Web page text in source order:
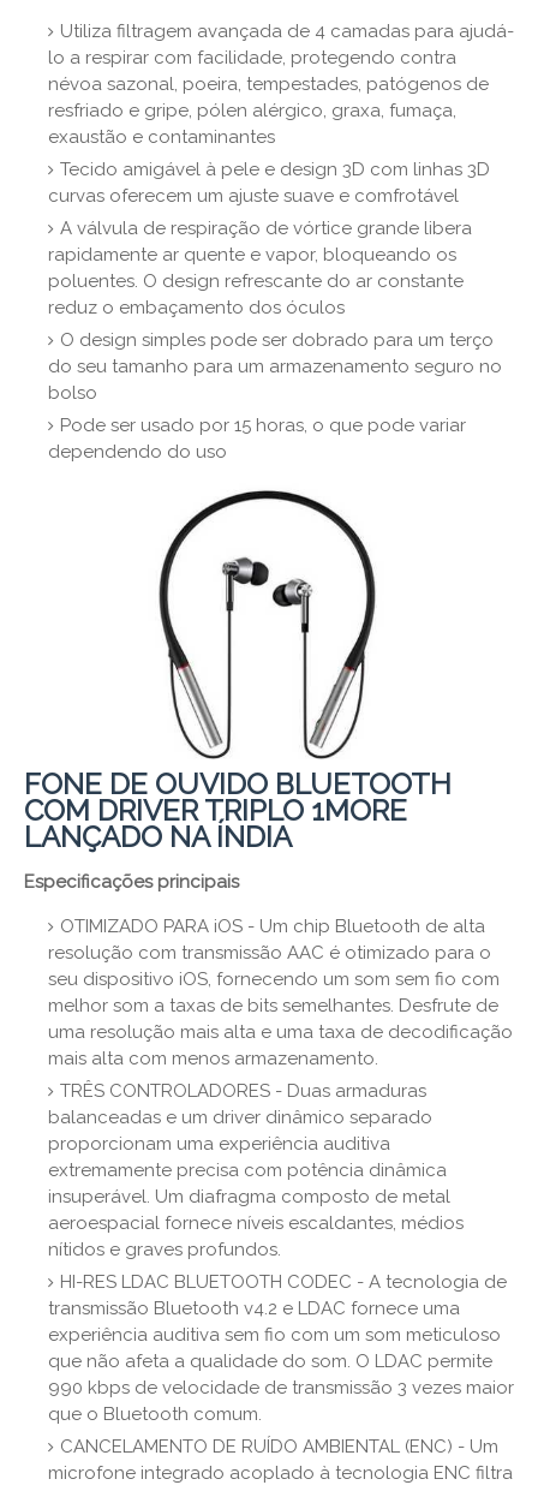
Utiliza filtragem avançada de 4 camadas para ajudá-
lo a respirar com facilidade, protegendo contra
névoa sazonal, poeira, tempestades, patógenos de
resfriado e gripe, pólen alérgico, graxa, fumaça,
exaustão e contaminantes
Tecido amigável à pele e design 3D com linhas 3D
curvas oferecem um ajuste suave e comfrotável
A válvula de respiração de vórtice grande libera
rapidamente ar quente e vapor, bloqueando os
poluentes. O design refrescante do ar constante
reduz o embaçamento dos óculos
O design simples pode ser dobrado para um terço
do seu tamanho para um armazenamento seguro no
bolso
Pode ser usado por 15 horas, o que pode variar
dependendo do uso
FONE DE OUVIDO BLUETOOTH
COM DRIVER TRIPLO 1MORE
LANÇADO NA ÍNDIA
Especificações principais
OTIMIZADO PARA iOS - Um chip Bluetooth de alta
resolução com transmissão AAC é otimizado para o
seu dispositivo iOS, fornecendo um som sem fio com
melhor som a taxas de bits semelhantes. Desfrute de
uma resolução mais alta e uma taxa de decodificação
mais alta com menos armazenamento.
TRÊS CONTROLADORES - Duas armaduras
balanceadas e um driver dinâmico separado
proporcionam uma experiência auditiva
extremamente precisa com potência dinâmica
insuperável. Um diafragma composto de metal
aeroespacial fornece níveis escaldantes, médios
nítidos e graves profundos.
HI-RES LDAC BLUETOOTH CODEC - A tecnologia de
transmissão Bluetooth v4.2 e LDAC fornece uma
experiência auditiva sem fio com um som meticuloso
que não afeta a qualidade do som. O LDAC permite
990 kbps de velocidade de transmissão 3 vezes maior
que o Bluetooth comum.
CANCELAMENTO DE RUÍDO AMBIENTAL (ENC) - Um
microfone integrado acoplado à tecnologia ENC filtra